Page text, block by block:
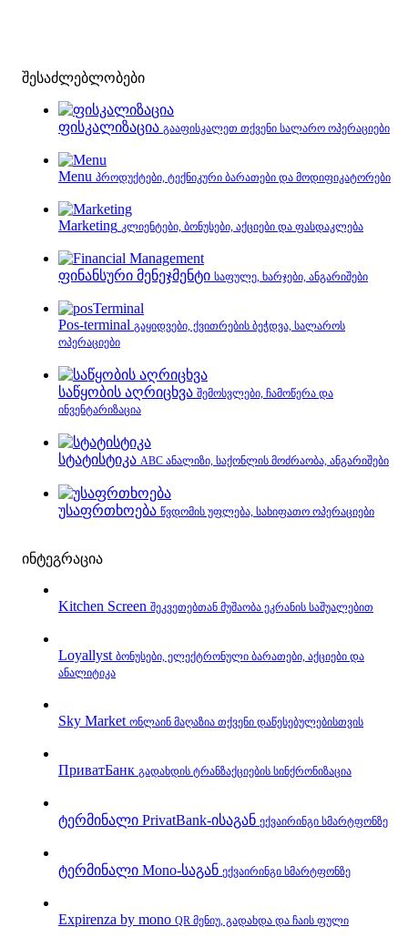
შესაძლებლობები
ფისკალიზაცია გააფისკალეთ თქვენი სალარო ოპერაციები
Menu პროდუქტები, ტექნიკური ბარათები და მოდიფიკატორები
Marketing კლიენტები, ბონუსები, აქციები და ფასდაკლება
ფინანსური მენეჯმენტი საფულე, ხარჯები, ანგარიშები
Pos-terminal გაყიდვები, ქვითრების ბეჭდვა, სალაროს
ოპერაციები
საწყობის აღრიცხვა შემოსვლები, ჩამოწერა და
ინვენტარიზაცია
სტატისტიკა ABC ანალიზი, საქონლის მოძრაობა, ანგარიშები
უსაფრთხოება წვდომის უფლება, სახიფათო ოპერაციები
ინტეგრაცია
Kitchen Screen შეკვეთებთან მუშაობა ეკრანის საშუალებით
Loyallyst ბონუსები, ელექტრონული ბარათები, აქციები და
ანალიტიკა
Sky Market ონლაინ მაღაზია თქვენი დაწესებულებისთვის
ПриватБанк გადახდის ტრანზაქციების სინქრონიზაცია
ტერმინალი PrivatBank‑ისაგან ექვაირინგი სმარტფონზე
ტერმინალი Mono‑საგან ექვაირინგი სმარტფონზე
Expirenza by mono QR მენიუ, გადახდა და ჩაის ფული